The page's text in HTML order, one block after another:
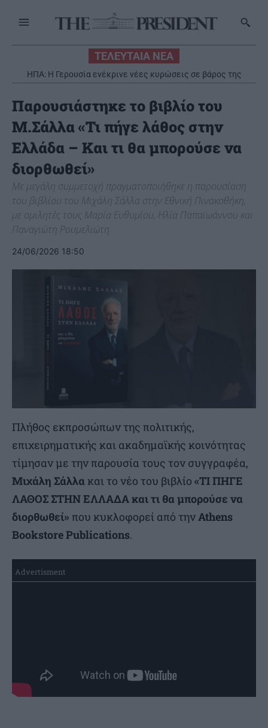
ΤΕΛΕΥΤΑΙΑ ΝΕΑ
ΗΠΑ: Η Γερουσία ενέκρινε νέες κυρώσεις σε βάρος της
Ρωσίας
Παρουσιάστηκε το βιβλίο του
Μ.Σάλλα «Τι πήγε λάθος στην
Ελλάδα – Και τι θα μπορούσε να
διορθωθεί»
Με μεγάλη συμμετοχή πραγματοποιήθηκε η παρουσίαση
του βιβλίου του Μιχάλη Σάλλα στην Εθνική Πινακοθήκη,
με ομιλητές τους Μαρία Ευθυμίου, Ηλία Παπαϊωάννου και
Παναγιώτη Ρουμελιώτη
24/06/2026 18:50
Πλήθος εκπροσώπων της πολιτικής,
επιχειρηματικής και ακαδημαϊκής κοινότητας
τίμησαν με την παρουσία τους τον συγγραφέα,
Μιχάλη Σάλλα και το νέο του βιβλίο «ΤΙ ΠΗΓΕ
ΛΑΘΟΣ ΣΤΗΝ ΕΛΛΑΔΑ και τι θα μπορούσε να
διορθωθεί» που κυκλοφορεί από τηνAthens
Bookstore Publications.